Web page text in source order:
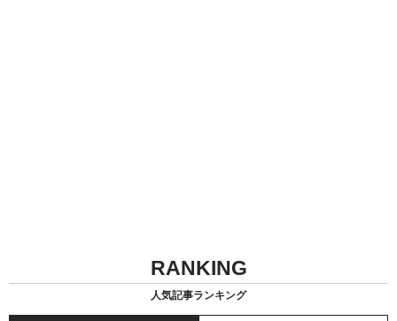
RANKING
人気記事ランキング